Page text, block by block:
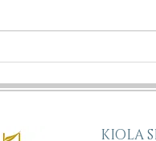
る★年末ご
KIOLA